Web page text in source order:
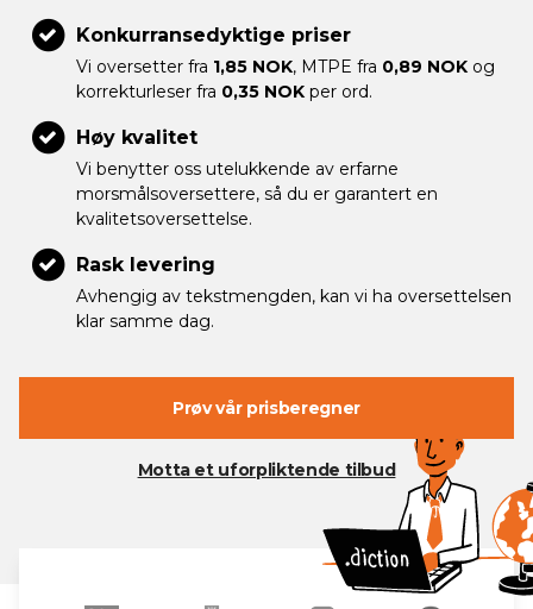
Konkurransedyktige priser
Vi oversetter fra 1,85 NOK, MTPE fra 0,89 NOK og
korrekturleser fra 0,35 NOK per ord.
Høy kvalitet
Vi benytter oss utelukkende av erfarne
morsmålsoversettere, så du er garantert en
kvalitetsoversettelse.
Rask levering
Avhengig av tekstmengden, kan vi ha oversettelsen
klar samme dag.
Prøv vår prisberegner
Motta et uforpliktende tilbud